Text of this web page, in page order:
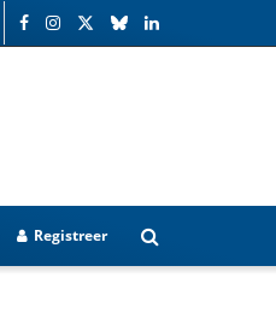
Registreer